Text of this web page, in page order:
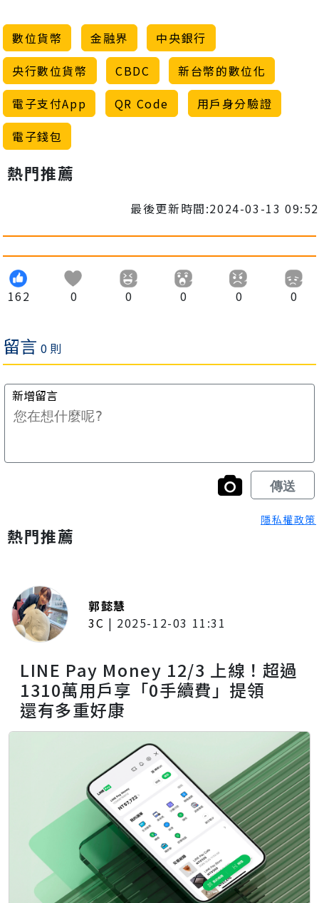
數位貨幣 金融界
中央銀行
央行數位貨幣
CBDC
新台幣的數位化
電子支付App
QR Code
用戶身分驗證
電子錢包
熱門推薦
最後更新時間:2024-03-13 09:52
162 0 0 0 0 0
隱私權政策
熱門推薦
郭懿慧
3C | 2025-12-03 11:31
LINE Pay Money 12/3 上線！超過
1310萬用戶享「0手續費」提領
還有多重好康